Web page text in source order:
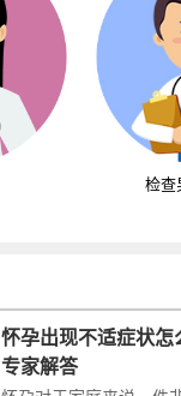
检查
怀孕出现不适症状怎
专家解答